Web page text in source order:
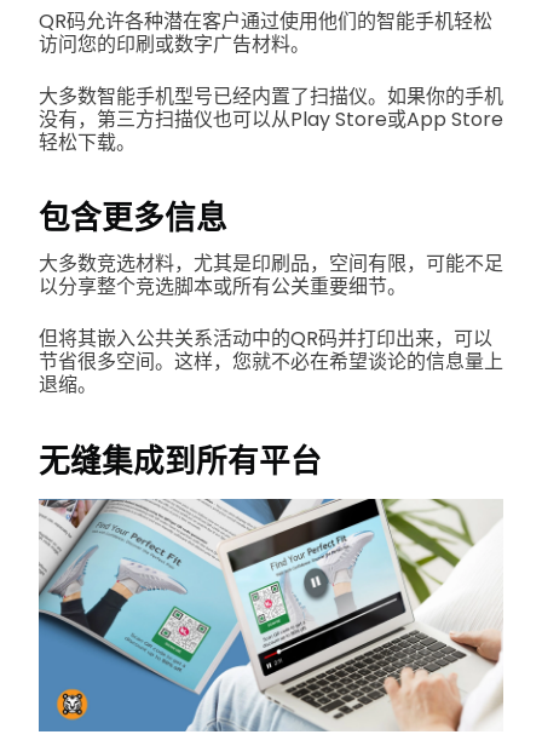
QR码允许各种潜在客户通过使用他们的智能手机轻松
访问您的印刷或数字广告材料。
大多数智能手机型号已经内置了扫描仪。如果你的手机
没有，第三方扫描仪也可以从Play Store或App Store
轻松下载。
包含更多信息
大多数竞选材料，尤其是印刷品，空间有限，可能不足
以分享整个竞选脚本或所有公关重要细节。
但将其嵌入公共关系活动中的QR码并打印出来，可以
节省很多空间。这样，您就不必在希望谈论的信息量上
退缩。
无缝集成到所有平台